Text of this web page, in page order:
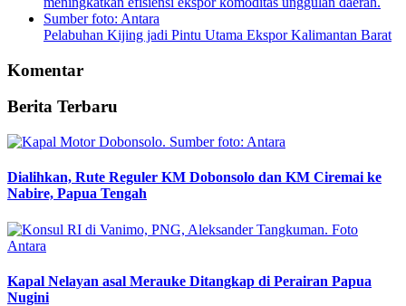
Pelabuhan Kijing jadi Pintu Utama Ekspor Kalimantan Barat
Komentar
Berita Terbaru
Dialihkan, Rute Reguler KM Dobonsolo dan KM Ciremai ke
Nabire, Papua Tengah
Kapal Nelayan asal Merauke Ditangkap di Perairan Papua
Nugini